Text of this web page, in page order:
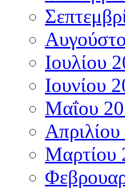
Ιουλίου
Ιουνίου
Μαΐου
Μαρτίου